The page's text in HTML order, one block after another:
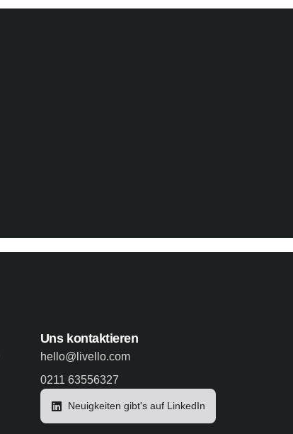
Uns kontaktieren
hello@livello.com
0211 63556327
Neuigkeiten gibt's auf LinkedIn